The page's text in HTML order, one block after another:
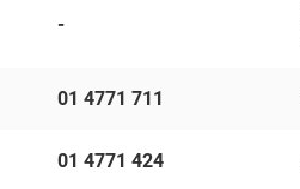
-
01 4771 711
01 4771 424